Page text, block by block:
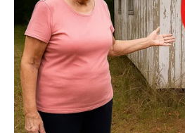
blistati Rakovi, Lavovi i Vage
novac i događaje koji će ih
Rezultati ovoga puta zaista su
jer karte pokazuju da mnogi
nisu imali godinama – period
osjetiti da ih sreća zaista prati na